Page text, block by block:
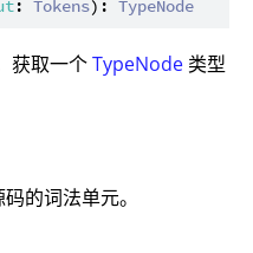
: Tokens): TypeNode
获取一个TypeNode 类型
的词法单元。